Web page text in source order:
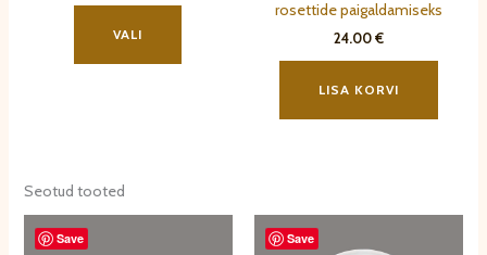
VALI
Sellel
on
rosettide paigaldamiseks
24.00€
LISA KORVI
Seotud tooted
Save Save